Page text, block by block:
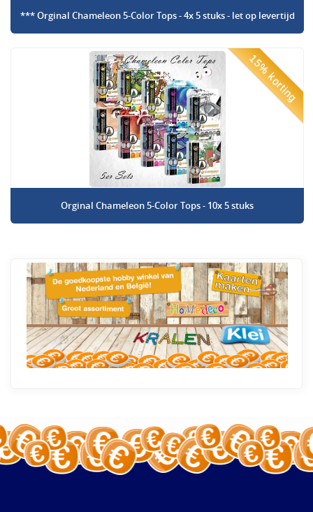
*** Orginal Chameleon 5-Color Tops - 4x 5 stuks - let op levertijd
15% korting
Orginal Chameleon 5-Color Tops - 10x 5 stuks